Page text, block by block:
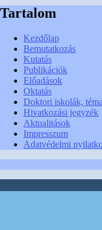
Tartalom
Kezdőlap
Bemutatkozás
Kutatás
Publikációk
Előadások
Oktatás
Doktori iskolák,
Hivatkozási jegyzék
Aktualitások
Impresszum
Adatvédelmi